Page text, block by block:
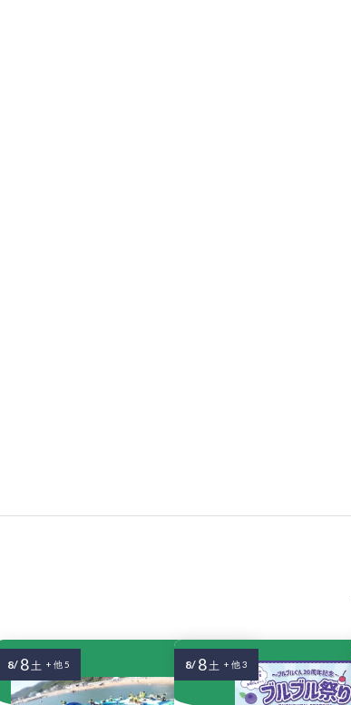
8/ 8土 + 他 5 8/ 8土 + 他 3